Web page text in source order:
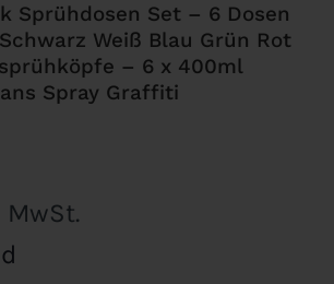
Sprühdosen Set – 6 Dosen
Weiß Blau Grün Rot
– 6 x 400ml
Spray Graffiti
MwSt.